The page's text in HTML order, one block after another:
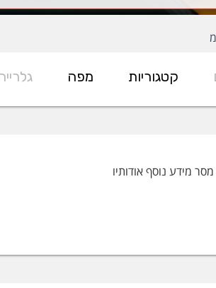
קטגוריות מפה
מידע נוסף אודותיו